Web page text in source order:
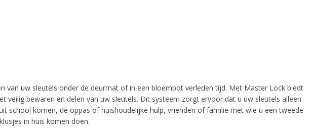
van uw sleutels onder de deurmat of in een bloempot verleden tijd. Met Master Lock biedt
veilig bewaren en delen van uw sleutels. Dit systeem zorgt ervoor dat u uw sleutels alleen
school komen, de oppas of huishoudelijke hulp, vrienden of familie met wie u een tweede
in huis komen doen.